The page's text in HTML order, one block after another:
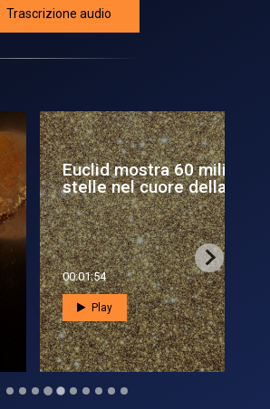
Trascrizione audio
60 milioni di
cuore della V...